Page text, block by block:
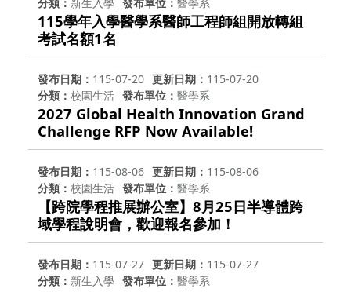
分類
新生入學 發布單位 醫學系
115學年入學醫學系醫師工程師組開放轉組
考試名額1名
發布日期 115-07-20 更新日期
115-07-20
分類
校園生活 發布單位 醫學系
2027 Global Health Innovation Grand
Challenge RFP Now Available!
發布日期 115-08-06 更新日期
115-08-06
分類
校園生活 發布單位 醫學系
【跨院學程推展辦公室】8月25日半導體跨
域學程說明會，歡迎報名參加！
發布日期 115-07-27 更新日期
115-07-27
分類
新生入學 發布單位 醫學系